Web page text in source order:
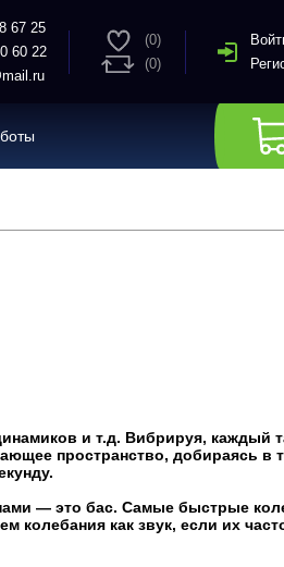
67 25
60 22
(0)
(0)
и т.д. Вибрируя, каждый
пространство, добираясь в
— это бас. Самые быстрые
колебания как звук, если их